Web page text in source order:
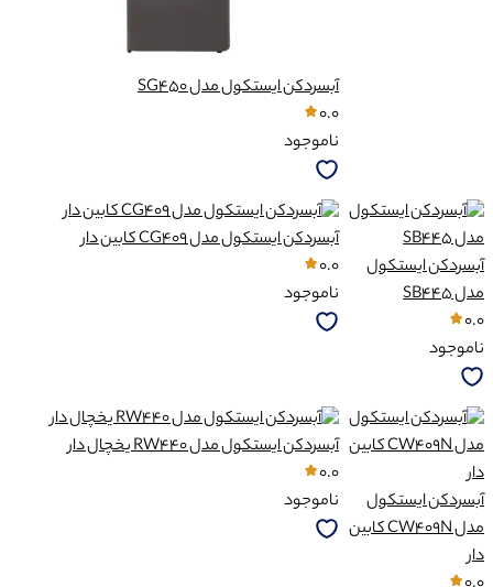
آبسردکن ایستکول مدل SG450
0.0
ناموجود
آبسردکن ایستکول
مدل SB445
0.0
ناموجود
آبسردکن ایستکول مدل CG409 کابین دار
0.0
ناموجود
آبسردکن ایستکول
مدل CW409N کابین
دار
آبسردکن ایستکول مدل RW440 یخچال دار
0.0
ناموجود